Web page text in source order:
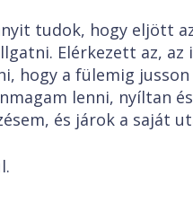
tudok, hogy eljött
Elérkezett az,
hogy a fülemig
lenni, nyíltan
és járok a saját